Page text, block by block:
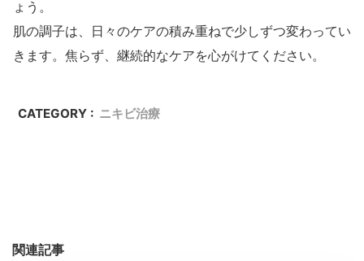
ょう。
肌の調子は、日々のケアの積み重ねで少しずつ変わってい
きます。焦らず、継続的なケアを心がけてください。
CATEGORY : ニキビ治療
関連記事